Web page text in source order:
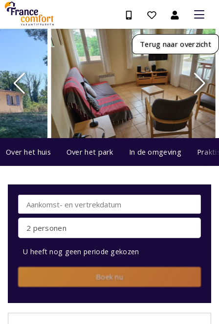
Terug naar overzicht
Over het huis Over het park In de omgeving
2 personen
U heeft nog geen periode gekozen
Boek nu